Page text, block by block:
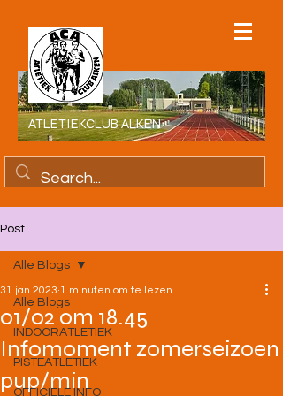
ATLETIEKCLUB ALKEN
Post
Alle Blogs
INDOORATLETIEK
PISTEATLETIEK
OFFICIELE INFO
Alle Blogs
01/02 om 18.45
Infomoment zomerseizoen
pup/min
31 jan 2023 1 minuten om te lezen